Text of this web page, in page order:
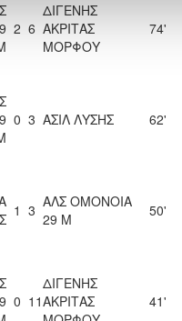
2 6
ΔΙΓΕΝΗΣ
ΑΚΡΙΤΑΣ
ΜΟΡΦΟΥ
74'
0 3 ΑΣΙΛ ΛΥΣΗΣ 62'
1 3 ΑΛΣ ΟΜΟΝΟΙΑ
29 Μ
50'
0 11
ΔΙΓΕΝΗΣ
ΑΚΡΙΤΑΣ
41'